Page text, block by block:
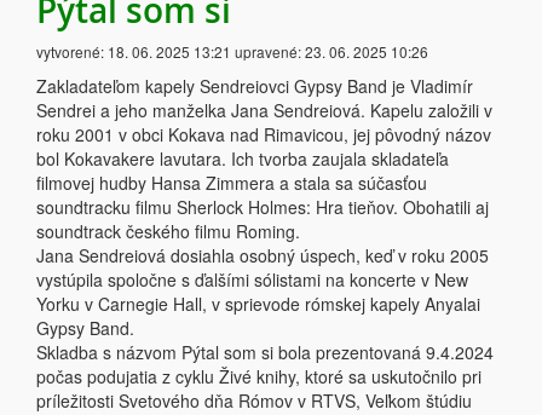
Pýtal som si
vytvorené: 18. 06. 2025 13:21 upravené:23. 06. 2025 10:26
Zakladateľom kapely Sendreiovci Gypsy Band je Vladimír
Sendrei a jeho manželka Jana Sendreiová. Kapelu založili v
roku 2001 v obci Kokava nad Rimavicou, jej pôvodný názov
bol Kokavakere lavutara. Ich tvorba zaujala skladateľa
filmovej hudby Hansa Zimmera a stala sa súčasťou
soundtracku filmu Sherlock Holmes: Hra tieňov. Obohatili aj
soundtrack českého filmu Roming.
Jana Sendreiová dosiahla osobný úspech, keď v roku 2005
vystúpila spoločne s ďalšími sólistami na koncerte v New
Yorku v Carnegie Hall, v sprievode rómskej kapely Anyalai
Gypsy Band.
Skladba s názvom Pýtal som si bola prezentovaná 9.4.2024
počas podujatia z cyklu Živé knihy, ktoré sa uskutočnilo pri
príležitosti Svetového dňa Rómov v RTVS, Veľkom štúdiu